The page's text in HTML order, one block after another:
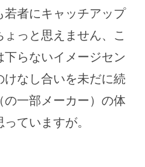
若者にキャッチアップ
ょっと思えません、こ
下らないイメージセン
けなし合いを未だに続
の一部メーカー）の体
ていますが。